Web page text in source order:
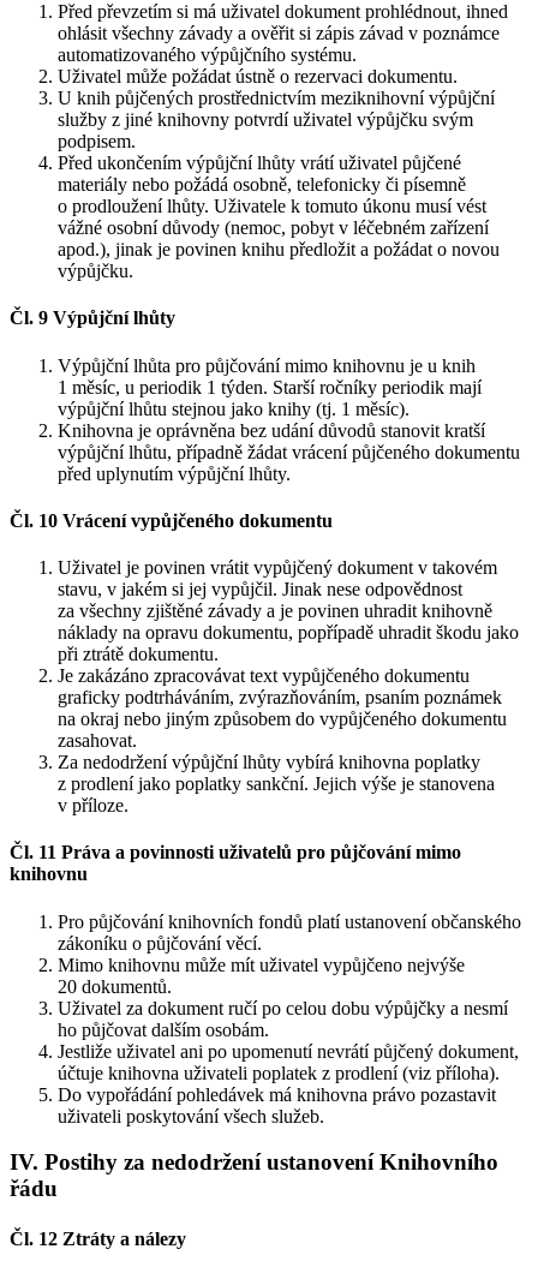
Před převzetím si má uživatel dokument prohlédnout, ihned
ohlásit všechny závady a ověřit si zápis závad v poznámce
automatizovaného výpůjčního systému.
Uživatel může požádat ústně o rezervaci dokumentu.
U knih půjčených prostřednictvím meziknihovní výpůjční
služby z jiné knihovny potvrdí uživatel výpůjčku svým
podpisem.
Před ukončením výpůjční lhůty vrátí uživatel půjčené
materiály nebo požádá osobně, telefonicky či písemně
o prodloužení lhůty. Uživatele k tomuto úkonu musí vést
vážné osobní důvody (nemoc, pobyt v léčebném zařízení
apod.), jinak je povinen knihu předložit a požádat o novou
výpůjčku.
Čl. 9 Výpůjční lhůty
Výpůjční lhůta pro půjčování mimo knihovnu je u knih
1 měsíc, u periodik 1 týden. Starší ročníky periodik mají
výpůjční lhůtu stejnou jako knihy (tj. 1 měsíc).
Knihovna je oprávněna bez udání důvodů stanovit kratší
výpůjční lhůtu, případně žádat vrácení půjčeného dokumentu
před uplynutím výpůjční lhůty.
Čl. 10 Vrácení vypůjčeného dokumentu
Uživatel je povinen vrátit vypůjčený dokument v takovém
stavu, v jakém si jej vypůjčil. Jinak nese odpovědnost
za všechny zjištěné závady a je povinen uhradit knihovně
náklady na opravu dokumentu, popřípadě uhradit škodu jako
při ztrátě dokumentu.
Je zakázáno zpracovávat text vypůjčeného dokumentu
graficky podtrháváním, zvýrazňováním, psaním poznámek
na okraj nebo jiným způsobem do vypůjčeného dokumentu
zasahovat.
Za nedodržení výpůjční lhůty vybírá knihovna poplatky
z prodlení jako poplatky sankční. Jejich výše je stanovena
v příloze.
Čl. 11 Práva a povinnosti uživatelů pro půjčování mimo
knihovnu
Pro půjčování knihovních fondů platí ustanovení občanského
zákoníku o půjčování věcí.
Mimo knihovnu může mít uživatel vypůjčeno nejvýše
20 dokumentů.
Uživatel za dokument ručí po celou dobu výpůjčky a nesmí
ho půjčovat dalším osobám.
Jestliže uživatel ani po upomenutí nevrátí půjčený dokument,
účtuje knihovna uživateli poplatek z prodlení (viz příloha).
Do vypořádání pohledávek má knihovna právo pozastavit
uživateli poskytování všech služeb.
IV. Postihy za nedodržení ustanovení Knihovního
řádu
Čl. 12 Ztráty a nálezy